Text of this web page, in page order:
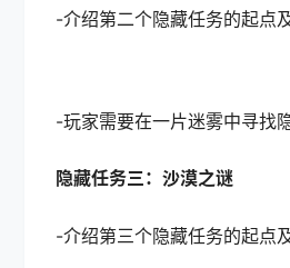
-介绍第二个隐藏任务的起点
-玩家需要在一片迷雾中寻找
隐藏任务三：沙漠之谜
-介绍第三个隐藏任务的起点